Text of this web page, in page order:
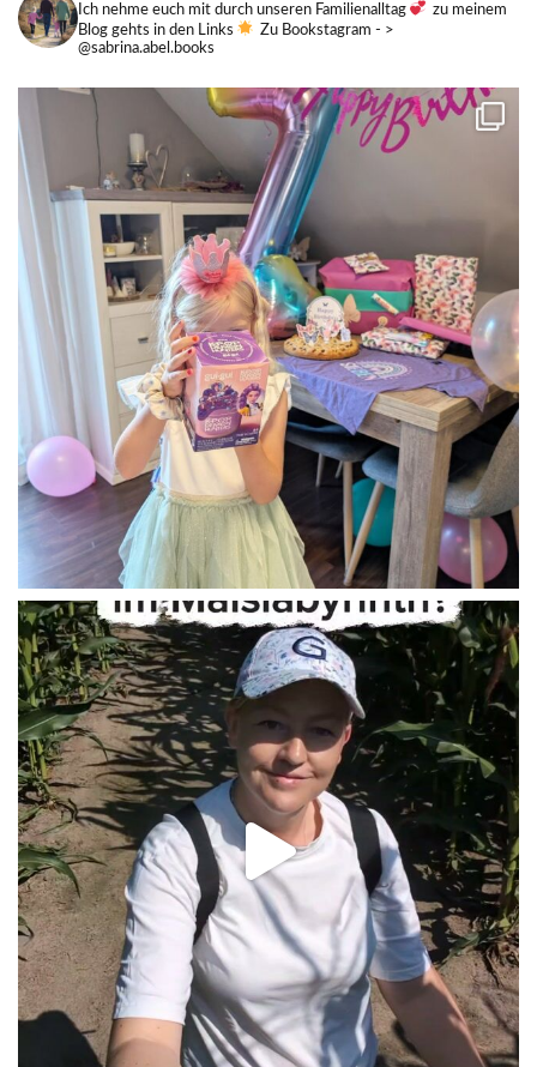
Ich nehme euch mit durch unseren Familienalltag
zu meinem
Blog gehts in den Links
Zu Bookstagram - >
@sabrina.abel.books